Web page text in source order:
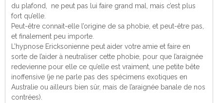
du plafond, ne peut pas lui faire grand mal, mais c’est plus
fort qu’elle.
Peut-être connait-elle l’origine de sa phobie, et peut-être pas,
et finalement peu importe.
L’hypnose Ericksonienne peut aider votre amie et faire en
sorte de l’aider à neutraliser cette phobie, pour que l’araignée
redevienne pour elle ce qu’elle est vraiment, une petite bête
inoffensive (je ne parle pas des spécimens exotiques en
Australie ou ailleurs bien sûr, mais de l’araignée banale de nos
contrées).